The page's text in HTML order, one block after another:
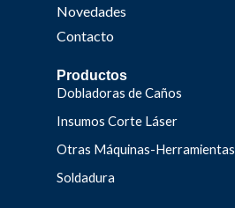
Novedades
Contacto
Productos
Dobladoras de Caños
Insumos Corte Láser
Otras Máquinas-Herramientas
Soldadura